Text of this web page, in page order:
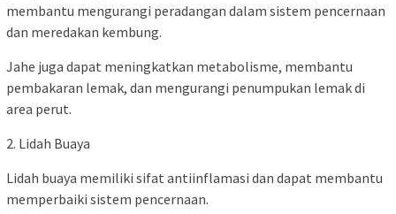
membantu mengurangi peradangan dalam sistem pencernaan
dan meredakan kembung.
Jahe juga dapat meningkatkan metabolisme, membantu
pembakaran lemak, dan mengurangi penumpukan lemak di
area perut.
2. Lidah Buaya
Lidah buaya memiliki sifat antiinflamasi dan dapat membantu
memperbaiki sistem pencernaan.